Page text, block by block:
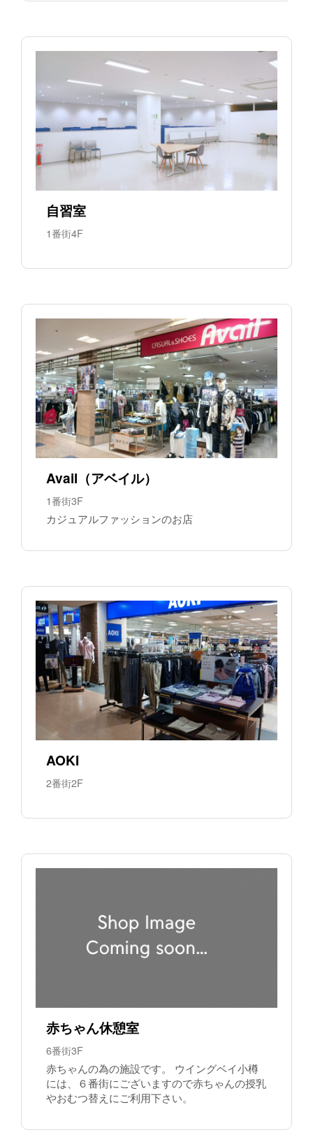
自習室
1番街4F
Avail（アベイル）
1番街3F
カジュアルファッションのお店
AOKI
2番街2F
赤ちゃん休憩室
6番街3F
赤ちゃんの為の施設です。 ウイングベイ小樽
には、６番街にございますので赤ちゃんの授乳
やおむつ替えにご利用下さい。